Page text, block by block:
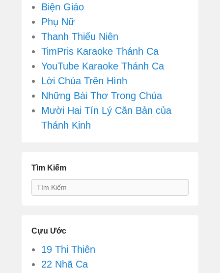
Biện Giáo
Phụ Nữ
Thanh Thiếu Niên
TimPris Karaoke Thánh Ca
YouTube Karaoke Thánh Ca
Lời Chúa Trên Hình
Những Bài Thơ Trong Chúa
Mười Hai Tín Lý Căn Bản của
Thánh Kinh
Tìm Kiếm
Search
Cựu Ước
19 Thi Thiên
22 Nhã Ca